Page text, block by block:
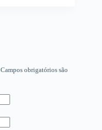
Campos obrigatórios são